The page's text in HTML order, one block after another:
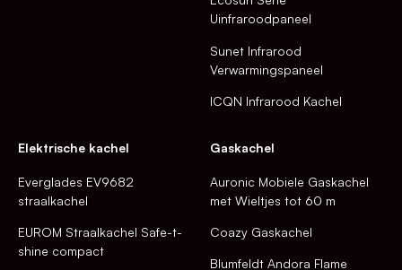
Uinfraroodpaneel
Sunet Infrarood
Verwarmingspaneel
ICQN Infrarood Kachel
Elektrische kachel
Everglades EV9682
straalkachel
EUROM Straalkachel Safe-t-
shine compact
Gaskachel
Auronic Mobiele Gaskachel
met Wieltjes tot 60 m
Coazy Gaskachel
Blumfeldt Andora Flame